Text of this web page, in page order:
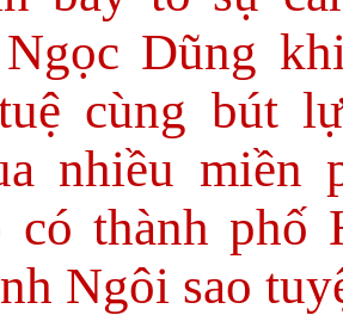
Dũng
cùng bút
nhiều miền
có thành phố
Ngôi sao